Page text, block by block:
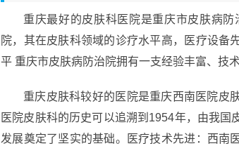
重庆最好的皮肤科医院是重庆市皮肤病
院，其在皮肤科领域的诊疗水平高，医疗设备
平 重庆市皮肤病防治院拥有一支经验丰富、技
重庆皮肤科较好的医院是重庆西南医院皮
医院皮肤科的历史可以追溯到1954年，由我
发展奠定了坚实的基础。医疗技术先进：西南